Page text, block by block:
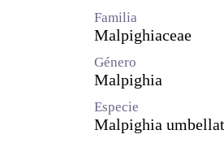
Familia
Malpighiaceae
Género
Malpighia
Especie
Malpighia